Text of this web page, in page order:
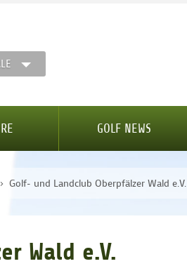
GOLF NEWS
Golf- und Landclub Oberpfälzer Wald e.V.
Wald e.V.